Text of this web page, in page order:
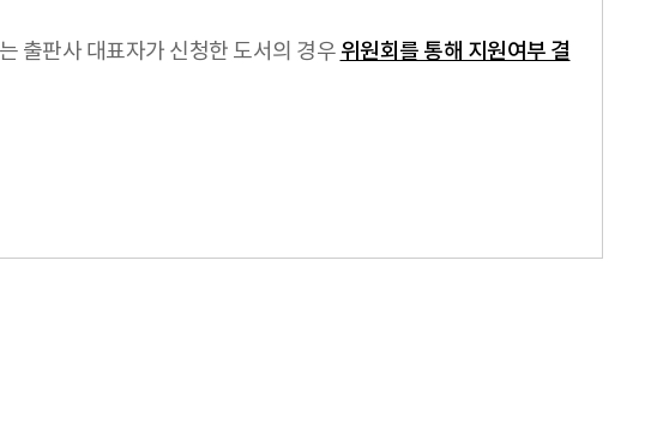
출판사 대표자가 신청한 도서의 경우 위원회를 통해 지원여부 결